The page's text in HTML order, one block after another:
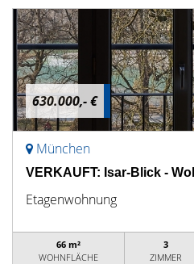
630.000,- €
München
VERKAUFT: Isar-Blick -
Etagenwohnung
66 m²
WOHNFLÄCHE
3
ZIMMER